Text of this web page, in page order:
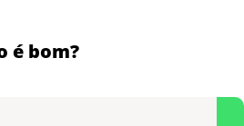
é bom?